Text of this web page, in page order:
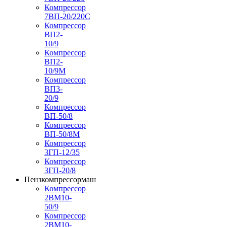
Компрессор
7ВП-20/220С
Компрессор
ВП2-
10/9
Компрессор
ВП2-
10/9М
Компрессор
ВП3-
20/9
Компрессор
ВП-50/8
Компрессор
ВП-50/8М
Компрессор
3ГП-12/35
Компрессор
3ГП-20/8
Пензкомпрессормаш
Компрессор
2ВМ10-
50/9
Компрессор
2ВМ10-